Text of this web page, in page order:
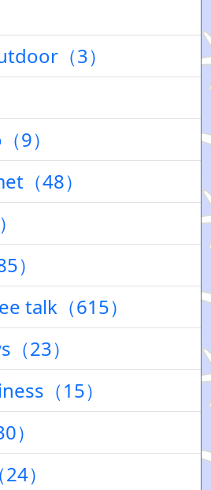
（3）
9）
（48）
）
talk（615）
23）
（15）
）
）